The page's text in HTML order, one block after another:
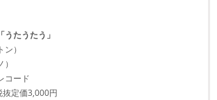
たうたう」
）
コード
定価3,000円